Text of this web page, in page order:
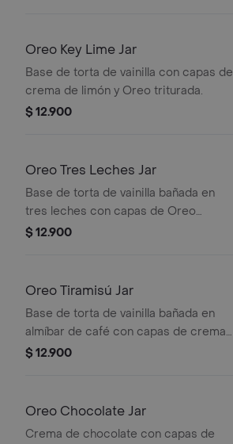
Oreo Key Lime Jar
Base de torta de vainilla con capas de
crema de limón y Oreo triturada.
$ 12.900
Oreo Tres Leches Jar
Base de torta de vainilla bañada en
tres leches con capas de Oreo
triturada.
$ 12.900
Oreo Tiramisú Jar
Base de torta de vainilla bañada en
almíbar de café con capas de crema
y Oreo triturada.
$ 12.900
Oreo Chocolate Jar
Crema de chocolate con capas de